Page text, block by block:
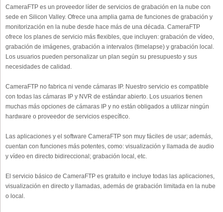
CameraFTP es un proveedor líder de servicios de grabación en la nube con
sede en Silicon Valley. Ofrece una amplia gama de funciones de grabación y
monitorización en la nube desde hace más de una década. CameraFTP
ofrece los planes de servicio más flexibles, que incluyen: grabación de vídeo,
grabación de imágenes, grabación a intervalos (timelapse) y grabación local.
Los usuarios pueden personalizar un plan según su presupuesto y sus
necesidades de calidad.
CameraFTP no fabrica ni vende cámaras IP. Nuestro servicio es compatible
con todas las cámaras IP y NVR de estándar abierto. Los usuarios tienen
muchas más opciones de cámaras IP y no están obligados a utilizar ningún
hardware o proveedor de servicios específico.
Las aplicaciones y el software CameraFTP son muy fáciles de usar; además,
cuentan con funciones más potentes, como: visualización y llamada de audio
y vídeo en directo bidireccional; grabación local, etc.
El servicio básico de CameraFTP es gratuito e incluye todas las aplicaciones,
visualización en directo y llamadas, además de grabación limitada en la nube
o local.